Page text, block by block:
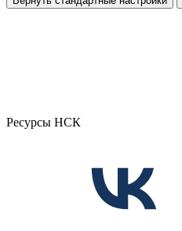
Ресурсы НСК